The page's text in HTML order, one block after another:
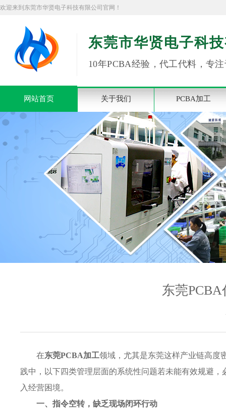
欢迎来到东莞市华贤电子科技有限公司官网！
东莞市华贤电子科
10年PCBA经验，代工代料，专
网站首页 关于我们 PCBA加工
东莞
在东莞PCBA加工领域，尤其是东莞这样产业链高度
践中，以下四类管理层面的系统性问题若未能有效规避
入经营困境。
一、指令空转，缺乏现场闭环行动